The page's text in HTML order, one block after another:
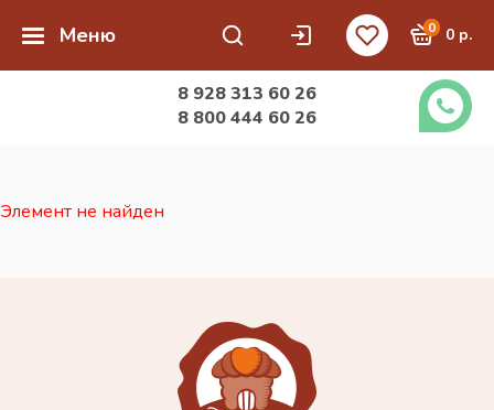
Меню 0 0 р.
8 928 313 60 26
8 800 444 60 26
Элемент не найден